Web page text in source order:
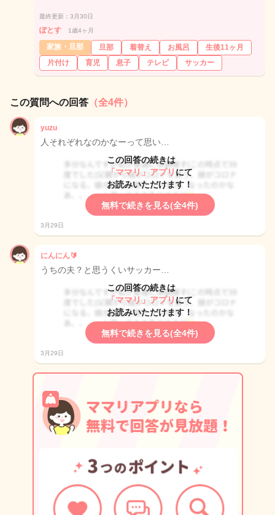
最終更新：3月30日
ぽとす 1歳4ヶ月
家族・旦那 旦那 着替え お風呂
生後11ヶ月
片付け
育児 息子 テレビ サッカー
この質問への回答 （全4件）
yuzu
人それぞれなのかなーって思い…
この回答の続きは
「ママリ」アプリ にて
お読みいただけます！
無料で続きを見る(全4件)
3月29日
にんにん🔰
うちの夫？と思うくいサッカー…
この回答の続きは
「ママリ」アプリ にて
お読みいただけます！
無料で続きを見る(全4件)
3月29日